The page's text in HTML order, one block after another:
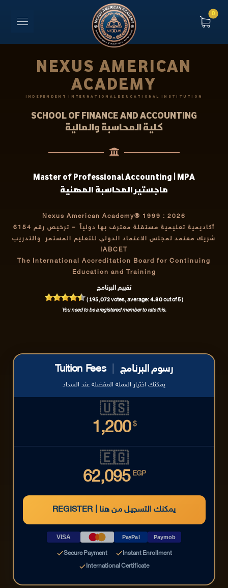
NEXUS AMERICAN
ACADEMY
INDEPENDENT INTERNATIONAL EDUCATIONAL INSTITUTION
SCHOOL OF FINANCE AND ACCOUNTING
كلية المحاسبة والمالية
Master of Professional Accounting | MPA
ماجستير المحاسبة المهنية
Nexus American Academy® 1999 : 2026
أكاديمية تعليمية مستقلة معترف بها دولياً
– ترخيص رقم 6154
شريك معتمد لمجلس الاعتماد الدولي للتعليم المستمر والتدريب
IABCET
The International Accreditation Board for Continuing
Education and Training
تقييم البرنامج
(195,072votes, average:4.80out of 5 )
You need to be a registered member to rate this.
Tuition Fees رسوم البرنامج
يمكنك اختيار العملة المفضلة عند السداد
🇺🇸
1,200 $
🇪🇬
62,095 EGP
REGISTER | يمكنك التسجيل من هنا
VISA PayPal Paymob
Secure Payment
Instant Enrollment
International Certificate